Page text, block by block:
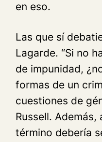
en eso.
Las que sí
Lagarde. “Si no
de impunidad,
formas de un
cuestiones de
Russell.
término debería